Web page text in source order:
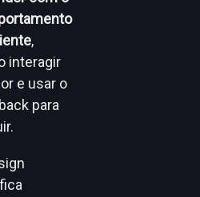
,
interagir
e usar o
para